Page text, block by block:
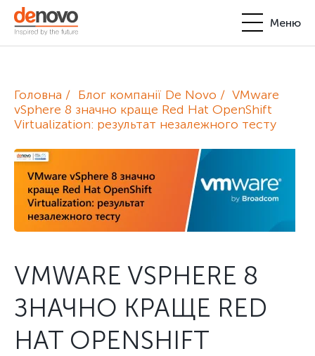
Меню
De Novo
Блог
Контакти
+380-44-200-93-39 UA
Головна Блог компанії De Novo
VMware
vSphere 8 значно краще Red Hat OpenShift
Virtualization: результат незалежного тесту
VMWARE VSPHERE 8
ЗНАЧНО КРАЩЕ RED
HAT OPENSHIFT